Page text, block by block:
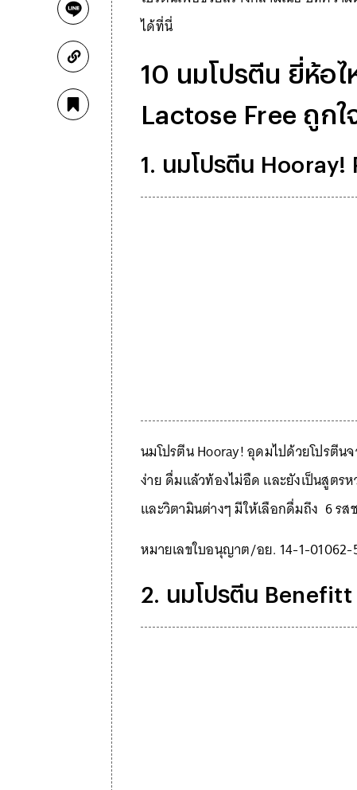
ได้ที่นี่
10 นมโปรตีน ยี่ห้อ
Lactose Free ถูก
1. นมโปรตีน Hooray!
นมโปรตีน Hooray! อุดมไปด้วยโปรตีน
ง่าย ดื่มแล้วท้องไม่อืด และยังเป็นสูตร
และวิตามินต่างๆ มีให้เลือกดื่มถึง 6 รส
หมายเลขใบอนุญาต/อย. 14-1-
2. นมโปรตีน